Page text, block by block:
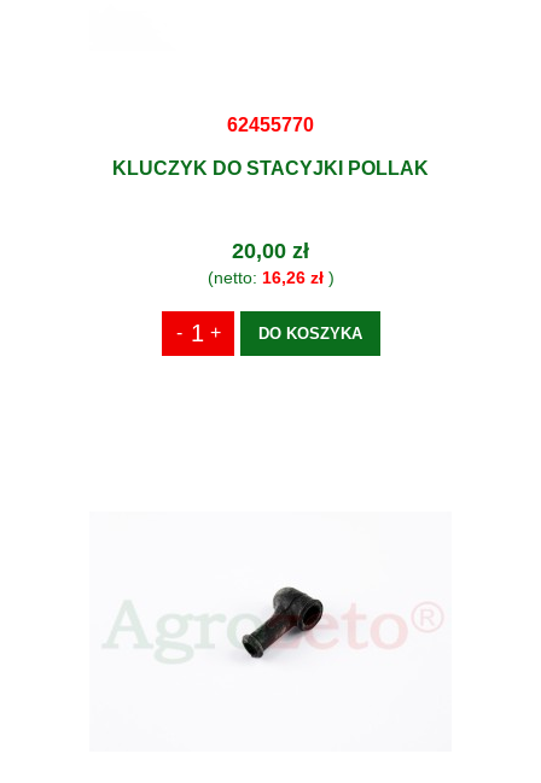
62455770
KLUCZYK DO STACYJKI POLLAK
20,00 zł
(netto: 16,26 zł)
DO KOSZYKA